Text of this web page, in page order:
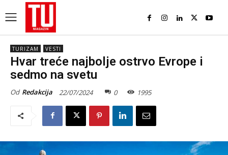
TURIZAM VESTI
Hvar treće najbolje ostrvo Evrope i
sedmo na svetu
Od Redakcija 22/07/2024 0 1995